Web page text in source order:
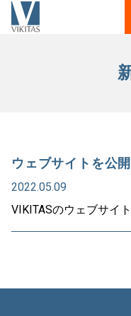
ウェブサイトを公
2022.05.09
VIKITASのウェブサイ